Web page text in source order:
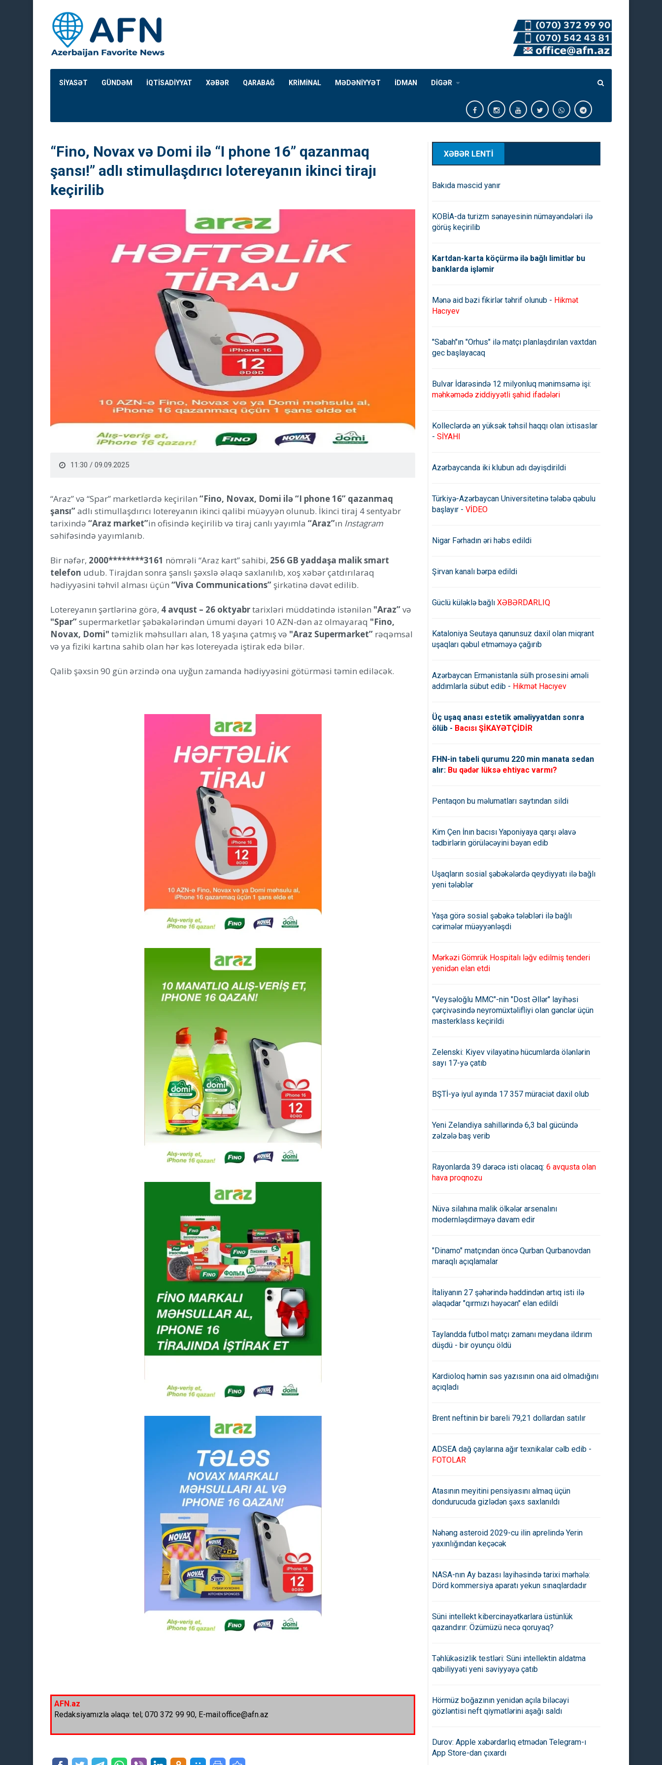
SİYASƏT GÜNDƏM İQTİSADİYYAT XƏBƏR QARABAĞ KRİMİNAL MƏDƏNİYYƏT İDMAN DİGƏR
“Fino, Novax və Domi ilə “I phone 16” qazanmaq
şansı!” adlı stimullaşdırıcı lotereyanın ikinci tirajı
keçirilib
11:30 / 09.09.2025
“Araz” və “Spar” marketlərdə keçirilən “Fino, Novax, Domi ilə “I phone 16” qazanmaq
şansı”adlı stimullaşdırıcı lotereyanın ikinci qalibi müəyyən olunub. İkinci tiraj 4 sentyabr
tarixində “Araz market”in ofisində keçirilib və tiraj canlı yayımla “Araz”ın Instagram
səhifəsində yayımlanıb.
Bir nəfər, 2000********3161 nömrəli “Araz kart” sahibi, 256 GB yaddaşa malik smart
telefon udub. Tirajdan sonra şanslı şəxslə əlaqə saxlanılıb, xoş xəbər çatdırılaraq
hədiyyəsini təhvil alması üçün “Viva Communications” şirkətinə dəvət edilib.
Lotereyanın şərtlərinə görə, 4 avqust – 26 oktyabrtarixləri müddətində istənilən "Araz”və
"Spar”supermarketlər şəbəkələrindən ümumi dəyəri 10 AZN-dən az olmayaraq "Fino,
Novax, Domi" təmizlik məhsulları alan, 18 yaşına çatmış və "Araz Supermarket” rəqəmsal
və ya fiziki kartına sahib olan hər kəs lotereyada iştirak edə bilər.
Qalib şəxsin 90 gün ərzində ona uyğun zamanda hədiyyəsini götürməsi təmin ediləcək.
AFN.az
Redaksiyamızla əlaqə: tel; 070 372 99 90, E-mail:office@afn.az
XƏBƏR LENTİ
Bakıda məscid yanır
KOBİA-da turizm sənayesinin nümayəndələri ilə
görüş keçirilib
Kartdan-karta köçürmə ilə bağlı limitlər bu
banklarda işləmir
Mənə aid bəzi fikirlər təhrif olunub - Hikmət
Hacıyev
"Sabah"ın "Orhus" ilə matçı planlaşdırılan vaxtdan
gec başlayacaq
Bulvar İdarəsində 12 milyonluq mənimsəmə işi:
məhkəmədə ziddiyyətli şahid ifadələri
Kolleclərdə ən yüksək təhsil haqqı olan ixtisaslar
- SİYAHI
Azərbaycanda iki klubun adı dəyişdirildi
Türkiyə-Azərbaycan Universitetinə tələbə qəbulu
başlayır - VİDEO
Nigar Fərhadın əri həbs edildi
Şirvan kanalı bərpa edildi
Güclü küləklə bağlı XƏBƏRDARLIQ
Kataloniya Seutaya qanunsuz daxil olan miqrant
uşaqları qəbul etməməyə çağırıb
Azərbaycan Ermənistanla sülh prosesini əməli
addımlarla sübut edib - Hikmət Hacıyev
Üç uşaq anası estetik əməliyyatdan sonra
ölüb - Bacısı ŞİKAYƏTÇİDİR
FHN-in tabeli qurumu 220 min manata sedan
alır: Bu qədər lüksə ehtiyac varmı?
Pentaqon bu məlumatları saytından sildi
Kim Çen İnın bacısı Yaponiyaya qarşı əlavə
tədbirlərin görüləcəyini bəyan edib
Uşaqların sosial şəbəkələrdə qeydiyyatı ilə bağlı
yeni tələblər
Yaşa görə sosial şəbəkə tələbləri ilə bağlı
cərimələr müəyyənləşdi
Mərkəzi Gömrük Hospitalı ləğv edilmiş tenderi
yenidən elan etdi
"Veysəloğlu MMC"-nin "Dost Əllər" layihəsi
çərçivəsində neyromüxtəlifliyi olan gənclər üçün
masterklass keçirildi
Zelenski: Kiyev vilayətinə hücumlarda ölənlərin
sayı 17-yə çatıb
BŞTİ-yə iyul ayında 17 357 müraciət daxil olub
Yeni Zelandiya sahillərində 6,3 bal gücündə
zəlzələ baş verib
Rayonlarda 39 dərəcə isti olacaq: 6 avqusta olan
hava proqnozu
Nüvə silahına malik ölkələr arsenalını
modernləşdirməyə davam edir
"Dinamo" matçından öncə Qurban Qurbanovdan
maraqlı açıqlamalar
İtaliyanın 27 şəhərində həddindən artıq isti ilə
əlaqədar "qırmızı həyəcan" elan edildi
Taylandda futbol matçı zamanı meydana ildırım
düşdü - bir oyunçu öldü
Kardioloq həmin səs yazısının ona aid olmadığını
açıqladı
Brent neftinin bir bareli 79,21 dollardan satılır
ADSEA dağ çaylarına ağır texnikalar cəlb edib -
FOTOLAR
Atasının meyitini pensiyasını almaq üçün
dondurucuda gizlədən şəxs saxlanıldı
Nəhəng asteroid 2029-cu ilin aprelində Yerin
yaxınlığından keçəcək
NASA-nın Ay bazası layihəsində tarixi mərhələ:
Dörd kommersiya aparatı yekun sınaqlardadır
Süni intellekt kibercinayətkarlara üstünlük
qazandırır: Özümüzü necə qoruyaq?
Təhlükəsizlik testləri: Süni intellektin aldatma
qabiliyyəti yeni səviyyəyə çatıb
Hörmüz boğazının yenidən açıla biləcəyi
gözləntisi neft qiymətlərini aşağı saldı
Durov: Apple xəbərdarlıq etmədən Telegram-ı
App Store-dan çıxardı